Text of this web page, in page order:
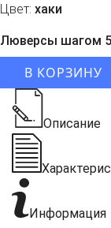
Цвет: хаки
Люверсы шагом
В КОРЗИНУ
Описание
Информация